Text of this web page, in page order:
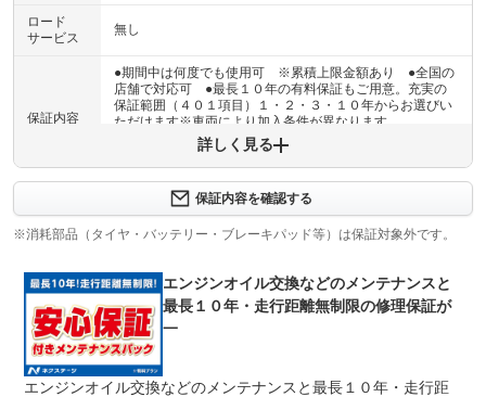
ロード
サービス
無し
保証内容
●期間中は何度でも使用可 ※累積上限金額あり ●全国の
店舗で対応可 ●最長１０年の有料保証もご用意。充実の
保証範囲（４０１項目）１・２・３・１０年からお選びい
ただけます※車両により加入条件が異なります
保証項目
３ヶ月・３０００ｋｍ以内ならエンジン、トランスミッシ
ョン、ハイブリッド、ステアリング、ブレーキの各機構に
おける主要項目を無償修理（または交換）いたします。
修理回数 無制限
上限金額
車両本体価格
期間中は何度でも修理可能！修理金額は車両本体価格の１
００％までしっかり保証します。車両本体価格５０万円以
下の場合は５０万円まで保証します。
無し
詳しく見る
保証内容を確認する
※消耗部品（タイヤ・バッテリー・ブレーキパッド等）は保証対象外です。
エンジンオイル交換などのメンテナンスと
最長１０年・走行距離無制限の修理保証が
一
エンジンオイル交換などのメンテナンスと最長１０年・走行距